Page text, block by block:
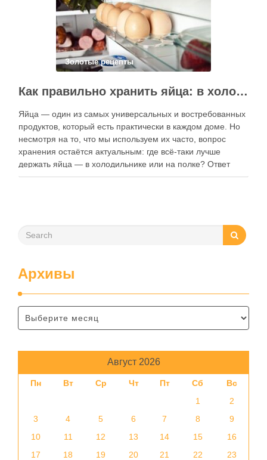
Золотые рецепты
Как правильно хранить яйца: в холодильнике или на полке?
Яйца — один из самых универсальных и востребованных
продуктов, который есть практически в каждом доме. Но
несмотря на то, что мы используем их часто, вопрос
хранения остаётся актуальным: где всё-таки лучше
держать яйца — в холодильнике или на полке? Ответ
зависит от нескольких факторов, включая температуру
Архивы
Август 2026
Пн Вт Ср Чт Пт Сб
Вс
1
2
3
4 5 6 7 8
9
10
11 12 13 14 15
16
17
18 19 20 21 22
23